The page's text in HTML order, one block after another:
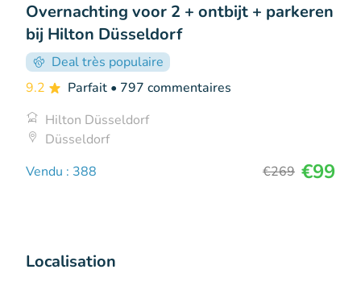
Overnachting voor 2 + ontbijt + parkeren
bij Hilton Düsseldorf
Deal très populaire
9.2
Parfait • 797 commentaires
Hilton Düsseldorf
Düsseldorf
Vendu : 388
€269 €99
Localisation